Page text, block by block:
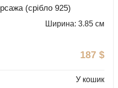
(срібло 925)
Ширина: 3.85 см
187 $
У кошик